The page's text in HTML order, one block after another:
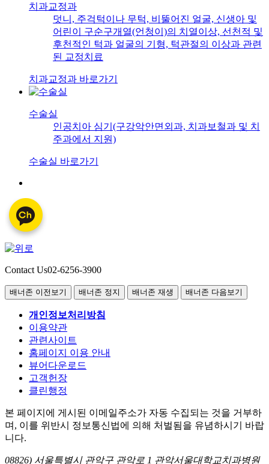
치과교정과
덧니, 주걱턱이나 무턱, 비뚤어진 얼굴, 신생아 및
어린이 구순구개열(언청이)의 치열이상, 선천적 및
후천적인 턱과 얼굴의 기형, 턱관절의 이상과 관련
된 교정치료
치과교정과 바로가기
수술실
인공치아 심기(구강악안면외과, 치과보철과 및 치
주과에서 지원)
수술실 바로가기
Contact Us02-6256-3900
배너존 이전보기 배너존 정지 배너존 재생 배너존 다음보기
개인정보처리방침
이용약관
관련사이트
홈페이지 이용 안내
뷰어다운로드
고객헌장
클린행정
본 페이지에 게시된 이메일주소가 자동 수집되는 것을 거부하
며, 이를 위반시 정보통신법에 의해 처벌됨을 유념하시기 바랍
니다.
08826) 서울특별시 관악구 관악로 1 관악서울대학교치과병원